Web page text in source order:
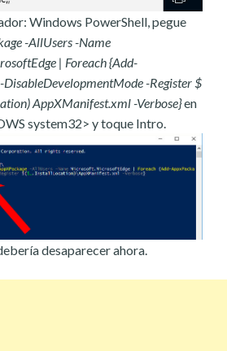
Windows PowerShell, pegue
-AllUsers -Name
| Foreach {Add-
DisableDevelopmentMode -Register $
AppXManifest.xml -Verbose}en
system32> y toque Intro.
desaparecer ahora.